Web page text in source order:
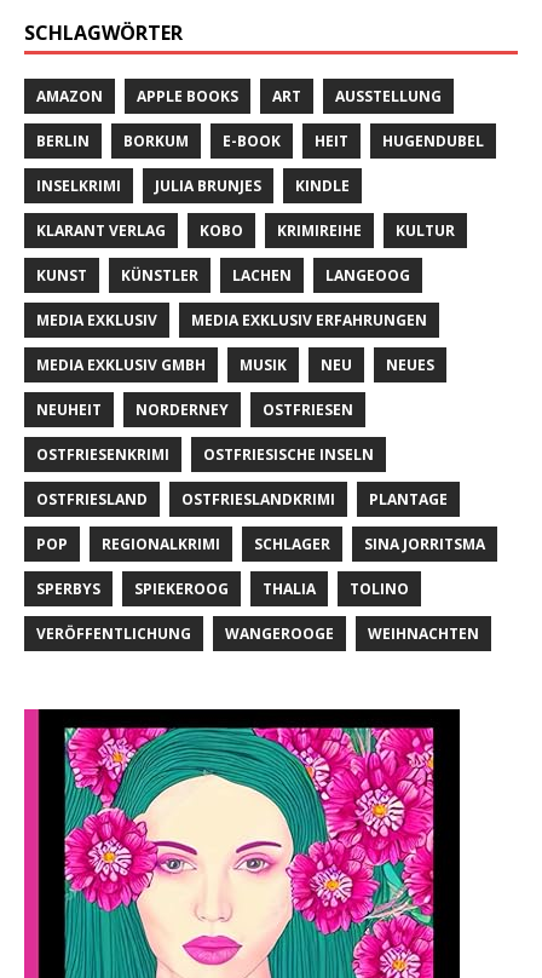
SCHLAGWÖRTER
AMAZON APPLE BOOKS ART AUSSTELLUNG
BERLIN BORKUM E-BOOK HEIT HUGENDUBEL
INSELKRIMI JULIA BRUNJES KINDLE
KLARANT VERLAG KOBO KRIMIREIHE KULTUR
KUNST KÜNSTLER LACHEN LANGEOOG
MEDIA EXKLUSIV MEDIA EXKLUSIV ERFAHRUNGEN
MEDIA EXKLUSIV GMBH MUSIK NEU NEUES
NEUHEIT NORDERNEY OSTFRIESEN
OSTFRIESENKRIMI OSTFRIESISCHE INSELN
OSTFRIESLAND OSTFRIESLANDKRIMI PLANTAGE
POP REGIONALKRIMI SCHLAGER SINA JORRITSMA
SPERBYS SPIEKEROOG THALIA TOLINO
VERÖFFENTLICHUNG WANGEROOGE WEIHNACHTEN